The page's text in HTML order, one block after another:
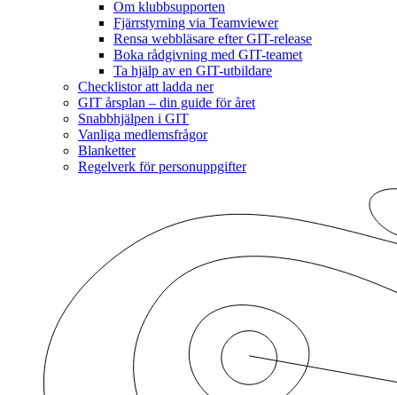
Om klubbsupporten
Fjärrstyrning via Teamviewer
Rensa webbläsare efter GIT-release
Boka rådgivning med GIT-teamet
Ta hjälp av en GIT-utbildare
Checklistor att ladda ner
GIT årsplan – din guide för året
Snabbhjälpen i GIT
Vanliga medlemsfrågor
Blanketter
Regelverk för personuppgifter